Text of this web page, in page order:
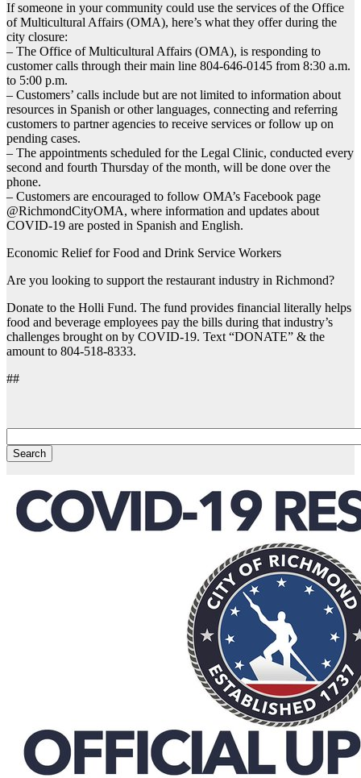
If someone in your community could use the services of the Office
of Multicultural Affairs (OMA), here’s what they offer during the
city closure:
– The Office of Multicultural Affairs (OMA), is responding to
customer calls through their main line 804-646-0145 from 8:30 a.m.
to 5:00 p.m.
– Customers’ calls include but are not limited to information about
resources in Spanish or other languages, connecting and referring
customers to partner agencies to receive services or follow up on
pending cases.
– The appointments scheduled for the Legal Clinic, conducted every
second and fourth Thursday of the month, will be done over the
phone.
– Customers are encouraged to follow OMA’s Facebook page
@RichmondCityOMA, where information and updates about
COVID-19 are posted in Spanish and English.
Economic Relief for Food and Drink Service Workers
Are you looking to support the restaurant industry in Richmond?
Donate to the Holli Fund. The fund provides financial literally helps
food and beverage employees pay the bills during that industry’s
challenges brought on by COVID-19. Text “DONATE” & the
amount to 804-518-8333.
##